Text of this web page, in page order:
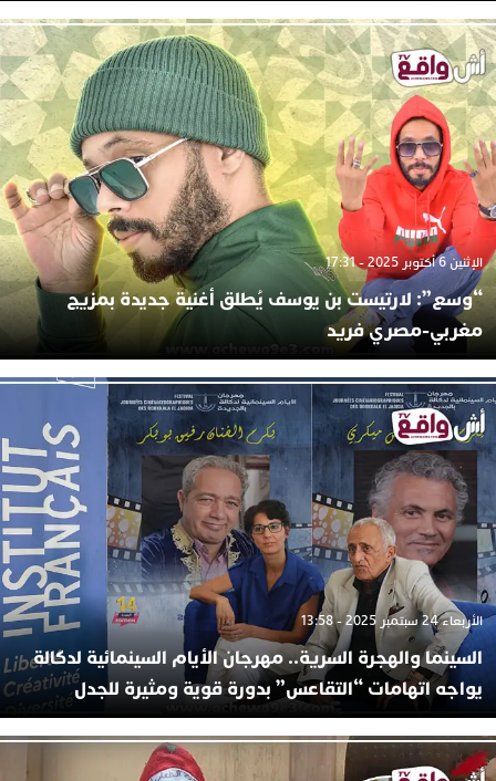
الإثنين 6 أكتوبر 2025 - 17:31
“وسع”: لارتيست بن يوسف يُطلق أغنية جديدة بمزيج
مغربي-مصري فريد
الأربعاء 24 سبتمبر 2025 - 13:58
السينما والهجرة السرية.. مهرجان الأيام السينمائية لدكالة
يواجه اتهامات “التقاعس” بدورة قوية ومثيرة للجدل